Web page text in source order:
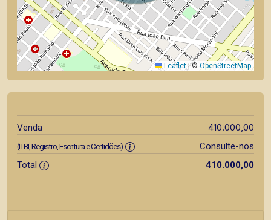
Leaflet |© OpenStreetMap
Venda 410.000,00
(ITBI, Registro, Escritura e Certidões)
Consulte-nos
Total
410.000,00